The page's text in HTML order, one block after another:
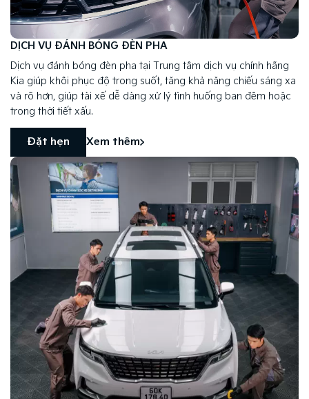
DỊCH VỤ ĐÁNH BÓNG ĐÈN PHA
Dịch vụ đánh bóng đèn pha tại Trung tâm dịch vụ chính hãng
Kia giúp khôi phục độ trong suốt, tăng khả năng chiếu sáng xa
và rõ hơn, giúp tài xế dễ dàng xử lý tình huống ban đêm hoặc
trong thời tiết xấu.
Đặt hẹn Xem thêm